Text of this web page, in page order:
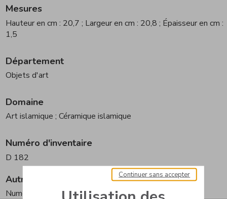
Mesures
Hauteur en cm : 20,7; Largeur en cm : 20,8; Épaisseur en cm :
1,5
Département
Objets d'art
Domaine
Art islamique; Céramique islamique
Numéro d'inventaire
D 182
Autre numéro
Numéro erroné : D 180
Continuer sans accepter